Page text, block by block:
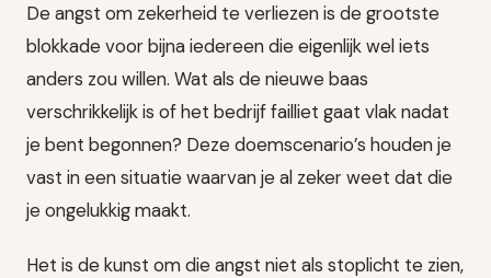
De angst om zekerheid te verliezen is de grootste
blokkade voor bijna iedereen die eigenlijk wel iets
anders zou willen. Wat als de nieuwe baas
verschrikkelijk is of het bedrijf failliet gaat vlak nadat
je bent begonnen? Deze doemscenario’s houden je
vast in een situatie waarvan je al zeker weet dat die
je ongelukkig maakt.
Het is de kunst om die angst niet als stoplicht te zien,